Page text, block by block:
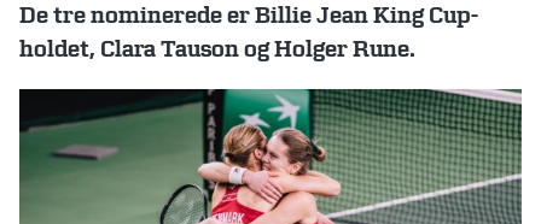
De tre nominerede er Billie Jean King Cup-
holdet, Clara Tauson og Holger Rune.